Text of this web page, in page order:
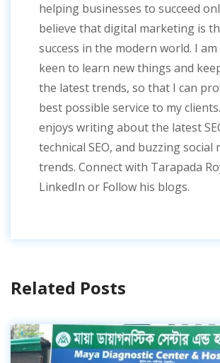
helping businesses to succeed
believe that digital marketing is
success in the modern world. I am
keen to learn new things and
the latest trends, so that I can
best possible service to my
enjoys writing about the latest
technical SEO, and buzzing social
trends. Connect with Tarapada
LinkedIn or Follow his blogs.
Related Posts